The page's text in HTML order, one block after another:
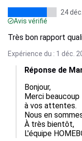
24
Avis vérifié
Très bon rapport
Expérience du : 1 déc.
Réponse de
Bonjour,
Merci beaucoup
à vos attentes.
Nous en
À très bientôt,
L'équipe